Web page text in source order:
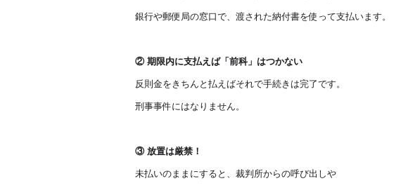
銀行や郵便局の窓口で、渡された納付書を使って支払います。
② 期限内に支払えば「前科」はつかない
反則金をきちんと払えばそれで手続きは完了です。
刑事事件にはなりません。
③ 放置は厳禁！
未払いのままにすると、裁判所からの呼び出しや